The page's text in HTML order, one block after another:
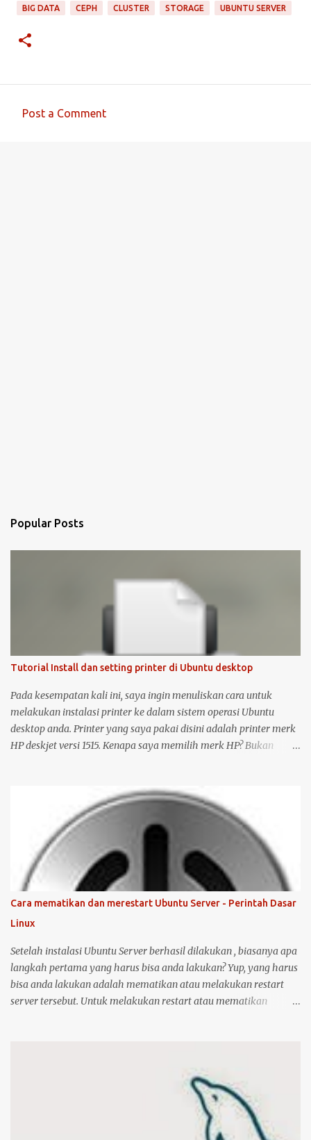
BIG DATA CEPH CLUSTER STORAGE UBUNTU SERVER
Post a Comment
Popular Posts
Tutorial Install dan setting printer di Ubuntu desktop
Pada kesempatan kali ini, saya ingin menuliskan cara untuk
melakukan instalasi printer ke dalam sistem operasi Ubuntu
desktop anda. Printer yang saya pakai disini adalah printer merk
HP deskjet versi 1515. Kenapa saya memilih merk HP? Bukan
open source seperti Ubuntu . Langsung saja saya mulai langkah-
langkah untuk instalasi printer HP 1515 di Ubuntu desktop . Cara
ini bisa juga digunakan untuk merk printer lainnya, hanya saja
saya tidak bisa menjamin ketersediaan driver untuk sistem
operasi Linux ( Ubuntu ). Oh iya, saran saya, saat melakukan
instalasi dan setting printer, lebih baik komputer Ubuntu anda
terkoneksi dengan internet, berikut langkah-langkahnya: Colokin
keduanya. Kemudian klik logo unity di pojok kiri atas, kemudian
ketik printer, untuk masuk ke menu setting pr...
Cara mematikan dan merestart Ubuntu Server - Perintah Dasar
Linux
Setelah instalasi Ubuntu Server berhasil dilakukan , biasanya apa
langkah pertama yang harus bisa anda lakukan? Yup, yang harus
bisa anda lakukan adalah mematikan atau melakukan restart
server tersebut. Untuk melakukan restart atau mematikan
menggunakan mouse untuk melakukan restart atau shutdown
melalui antarmuka yang telah disediakan. Lalu bagaimana jika
anda menggunakan Ubuntu Server? yang notabene anda tidak
dapat menggunakan antarmuka karena hanya disediakan